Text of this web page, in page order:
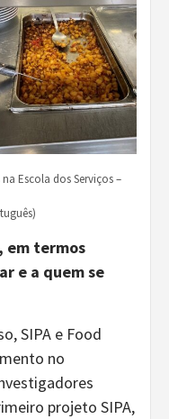
Escola dos Serviços –
em termos
e a quem se
SIPA e Food
no
projeto SIPA,